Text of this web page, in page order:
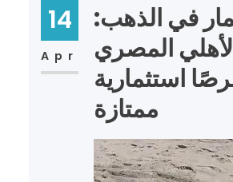
14
Apr
في الذهب:
المصري
استثمارية
ممتازة